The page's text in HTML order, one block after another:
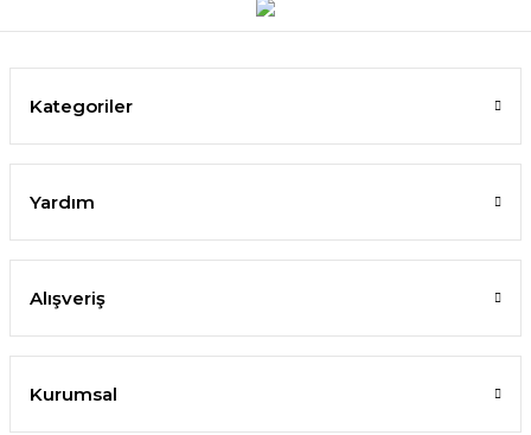
Kategoriler
Yardım
Alışveriş
Kurumsal